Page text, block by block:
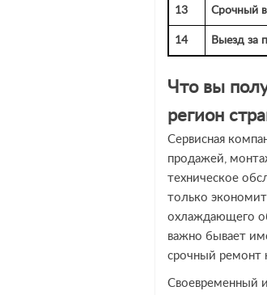
13 Срочный
14 Выезд за
Что вы
регион
Сервисная
продажей,
техническое
только
охлаждающего
важно бывает
срочный ремонт
Своевременный